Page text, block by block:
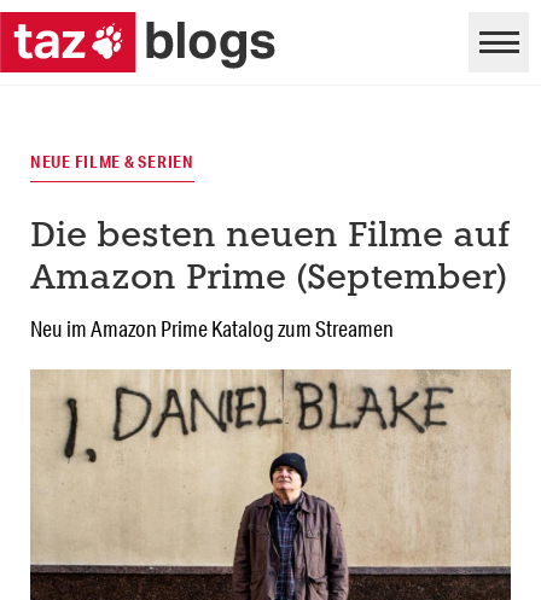
NEUE FILME & SERIEN
Die besten neuen Filme auf
Amazon Prime (September)
Neu im Amazon Prime Katalog zum Streamen